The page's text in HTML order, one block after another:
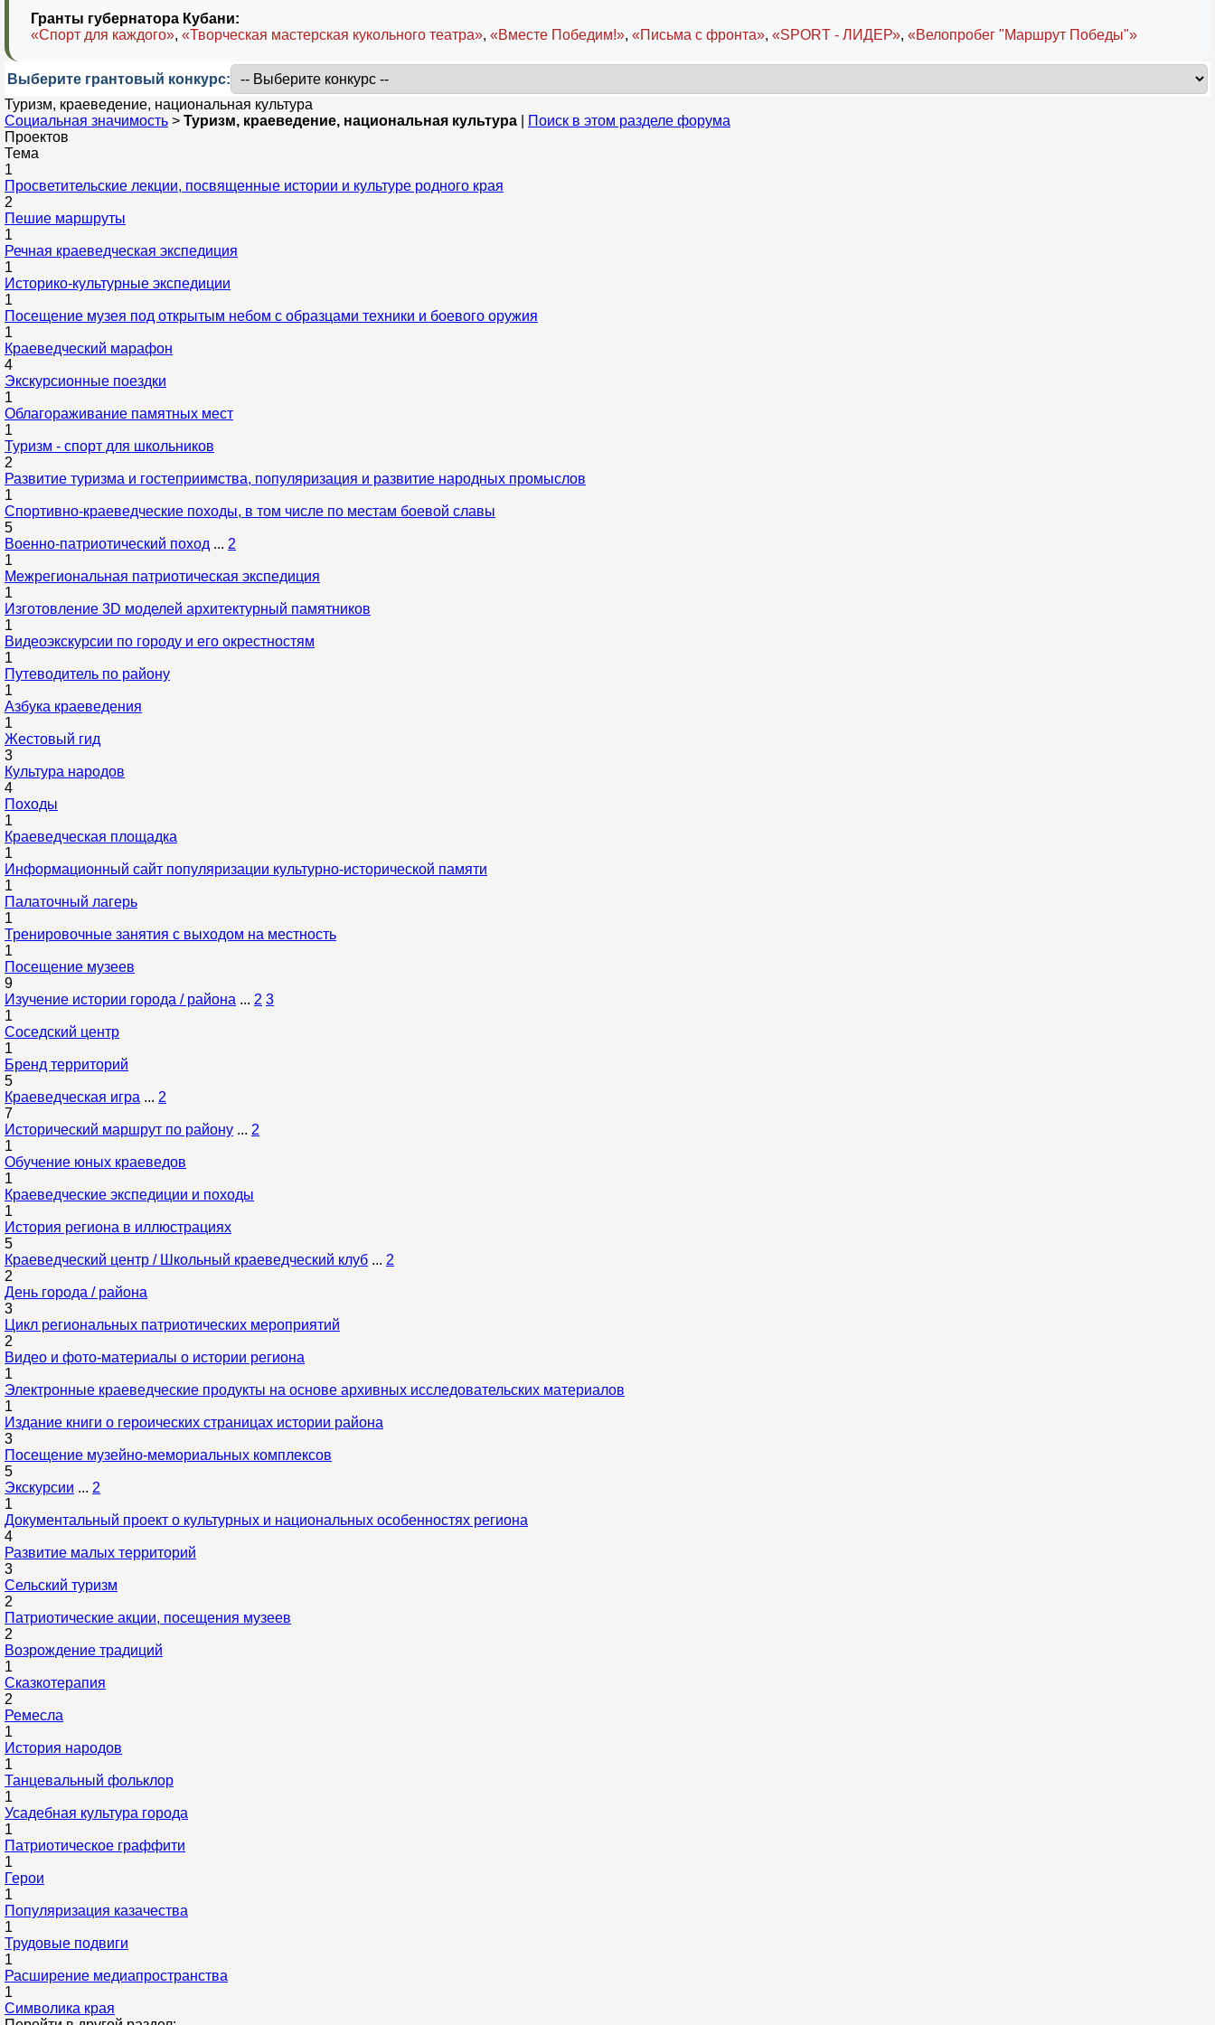
Гранты губернатора Кубани:
«Спорт для каждого», «Творческая мастерская кукольного театра», «Вместе Победим!», «Письма с фронта», «SPORT - ЛИДЕР», «Велопробег "Маршрут Победы"»
Выберите грантовый конкурс:
Туризм, краеведение, национальная культура
Социальная значимость > Туризм, краеведение, национальная культура
Поиск в этом разделе форума
Проектов
Тема
1
Просветительские лекции, посвященные истории и культуре родного края
2
Пешие маршруты
1
Речная краеведческая экспедиция
1
Историко-культурные экспедиции
1
Посещение музея под открытым небом с образцами техники и боевого оружия
1
Краеведческий марафон
4
Экскурсионные поездки
1
Облагораживание памятных мест
1
Туризм - спорт для школьников
2
Развитие туризма и гостеприимства, популяризация и развитие народных промыслов
1
Спортивно-краеведческие походы, в том числе по местам боевой славы
5
Военно-патриотический поход ... 2
1
Межрегиональная патриотическая экспедиция
1
Изготовление 3D моделей архитектурный памятников
1
Видеоэкскурсии по городу и его окрестностям
1
Путеводитель по району
1
Азбука краеведения
1
Жестовый гид
3
Культура народов
4
Походы
1
Краеведческая площадка
1
Информационный сайт популяризации культурно-исторической памяти
1
Палаточный лагерь
1
Тренировочные занятия с выходом на местность
1
Посещение музеев
9
Изучение истории города / района ... 2 3
1
Соседский центр
1
Бренд территорий
5
Краеведческая игра ... 2
7
Исторический маршрут по району ... 2
1
Обучение юных краеведов
1
Краеведческие экспедиции и походы
1
История региона в иллюстрациях
5
Краеведческий центр / Школьный краеведческий клуб ... 2
2
День города / района
3
Цикл региональных патриотических мероприятий
2
Видео и фото-материалы о истории региона
1
Электронные краеведческие продукты на основе архивных исследовательских материалов
1
Издание книги о героических страницах истории района
3
Посещение музейно-мемориальных комплексов
5
Экскурсии ... 2
1
Документальный проект о культурных и национальных особенностях региона
4
Развитие малых территорий
3
Сельский туризм
2
Патриотические акции, посещения музеев
2
Возрождение традиций
1
Сказкотерапия
2
Ремесла
1
История народов
1
Танцевальный фольклор
1
Усадебная культура города
1
Патриотическое граффити
1
Герои
1
Популяризация казачества
1
Трудовые подвиги
1
Расширение медиапространства
1
Символика края